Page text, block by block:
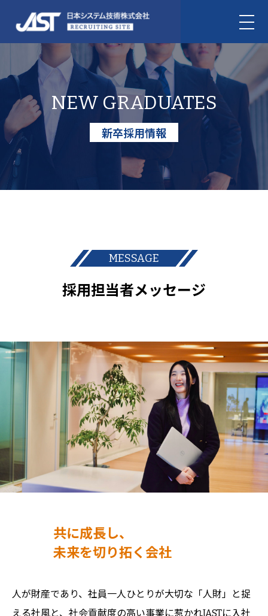
NEW GRADUATES
新卒採用情報
MESSAGE
採用担当者メッセージ
共に成長し、
未来を切り拓く会社
人が財産であり、社員一人ひとりが大切な「人財」と捉
える社風と、社会貢献度の高い事業に惹かれJASTに入社